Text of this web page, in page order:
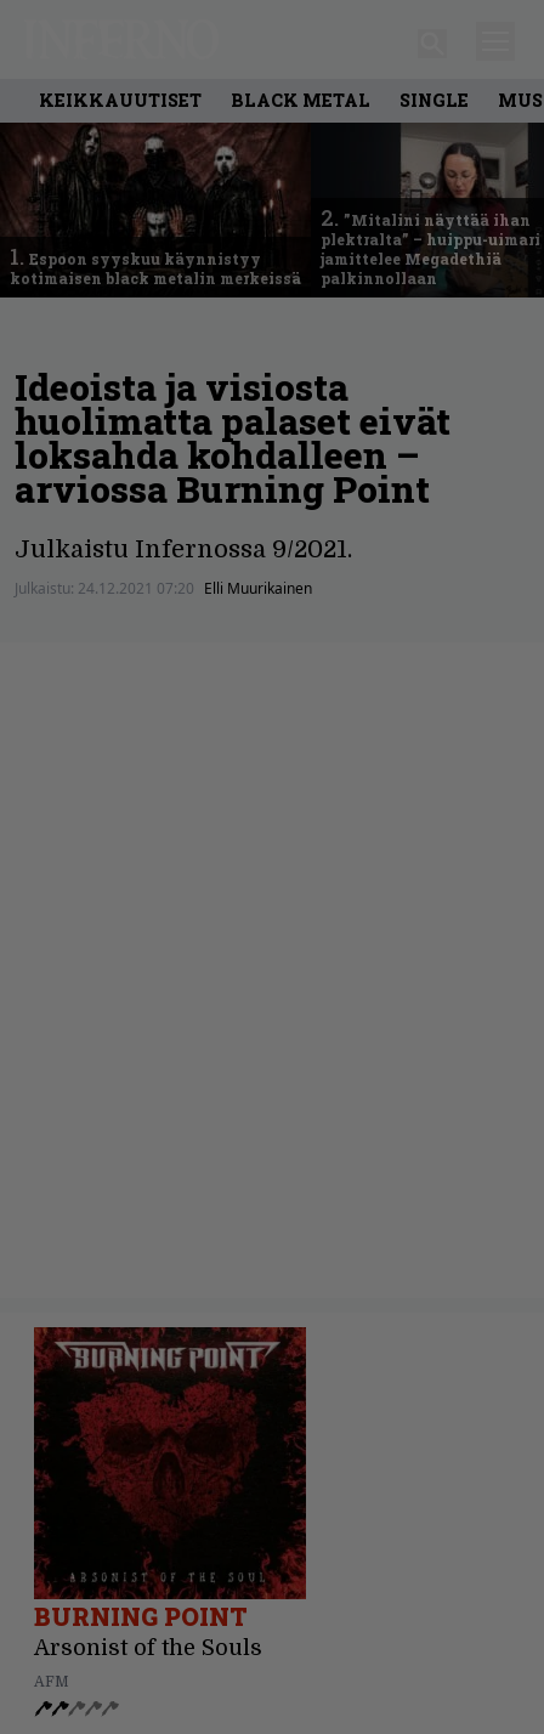
KEIKKAUUTISET BLACK METAL SINGLE
1. Espoon syyskuu käynnistyy
kotimaisen black metalin merkeissä
2. ”Mitalini näyttää ihan
plektralta” – huippu-uimari
jamittelee Megadethiä
palkinnollaan
Ideoista ja visiosta
huolimatta palaset eivät
loksahda kohdalleen –
arviossa Burning Point
Julkaistu Infernossa 9/2021.
Julkaistu: 24.12.2021 07:20 Elli Muurikainen
BURNING POINT
Arsonist of the Souls
AFM